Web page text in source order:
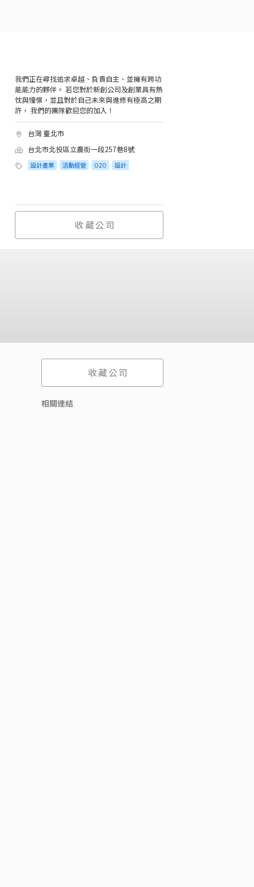
我們正在尋找追求卓越、負責自主、並擁有跨功
能能力的夥伴。 若您對於新創公司及創業具有熱
忱與憧憬，並且對於自己未來與進修有極高之期
許， 我們的團隊歡迎您的加入！
台灣 臺北市
台北市北投區立農街一段257巷8號
設計產業 活動經營 O2O 設計
收藏公司
收藏公司
相關連結